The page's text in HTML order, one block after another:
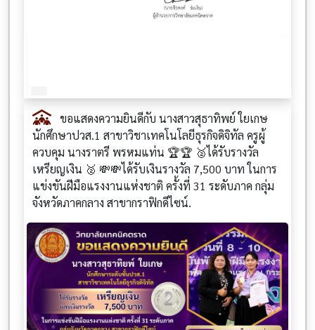
ขอแสดงความยินดีกับ นางสาวสุธาทิพย์ ใยเกษ
นักศึกษาปวส.1 สาขาวิชาเทคโนโลยีธุรกิจดิจิทัล ครูผู้
ควบคุม นางราตรี พรหมแท่น 🏆🏆 🥈ได้รับรางวัล
เหรียญเงิน 🥈 💸💸ได้รับเงินรางวัล 7,500 บาท ในการ
แข่งขันฝีมือแรงงานแห่งชาติ ครั้งที่ 31 ระดับภาค กลุ่ม
จังหวัดภาคกลาง สาขากราฟิกดีไซน์.